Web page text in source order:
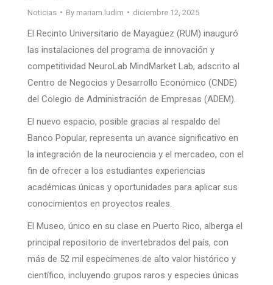
Noticias By mariam.ludim diciembre 12, 2025
El Recinto Universitario de Mayagüez (RUM) inauguró
las instalaciones del programa de innovación y
competitividad NeuroLab MindMarket Lab, adscrito al
Centro de Negocios y Desarrollo Económico (CNDE)
del Colegio de Administración de Empresas (ADEM).
El nuevo espacio, posible gracias al respaldo del
Banco Popular, representa un avance significativo en
la integración de la neurociencia y el mercadeo, con el
fin de ofrecer a los estudiantes experiencias
académicas únicas y oportunidades para aplicar sus
conocimientos en proyectos reales.
El Museo, único en su clase en Puerto Rico, alberga el
principal repositorio de invertebrados del país, con
más de 52 mil especímenes de alto valor histórico y
científico, incluyendo grupos raros y especies únicas